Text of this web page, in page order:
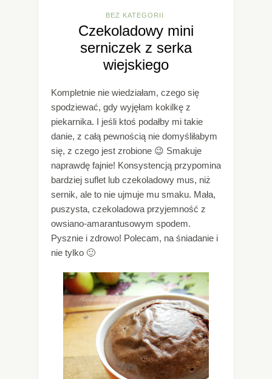
BEZ KATEGORII
Czekoladowy mini
serniczek z serka
wiejskiego
Kompletnie nie wiedziałam, czego się
spodziewać, gdy wyjęłam kokilkę z
piekarnika. I jeśli ktoś podałby mi takie
danie, z całą pewnością nie domyśliłabym
się, z czego jest zrobione 😉 Smakuje
naprawdę fajnie! Konsystencją przypomina
bardziej suflet lub czekoladowy mus, niż
sernik, ale to nie ujmuje mu smaku. Mała,
puszysta, czekoladowa przyjemność z
owsiano-amarantusowym spodem.
Pysznie i zdrowo! Polecam, na śniadanie i
nie tylko 🙂